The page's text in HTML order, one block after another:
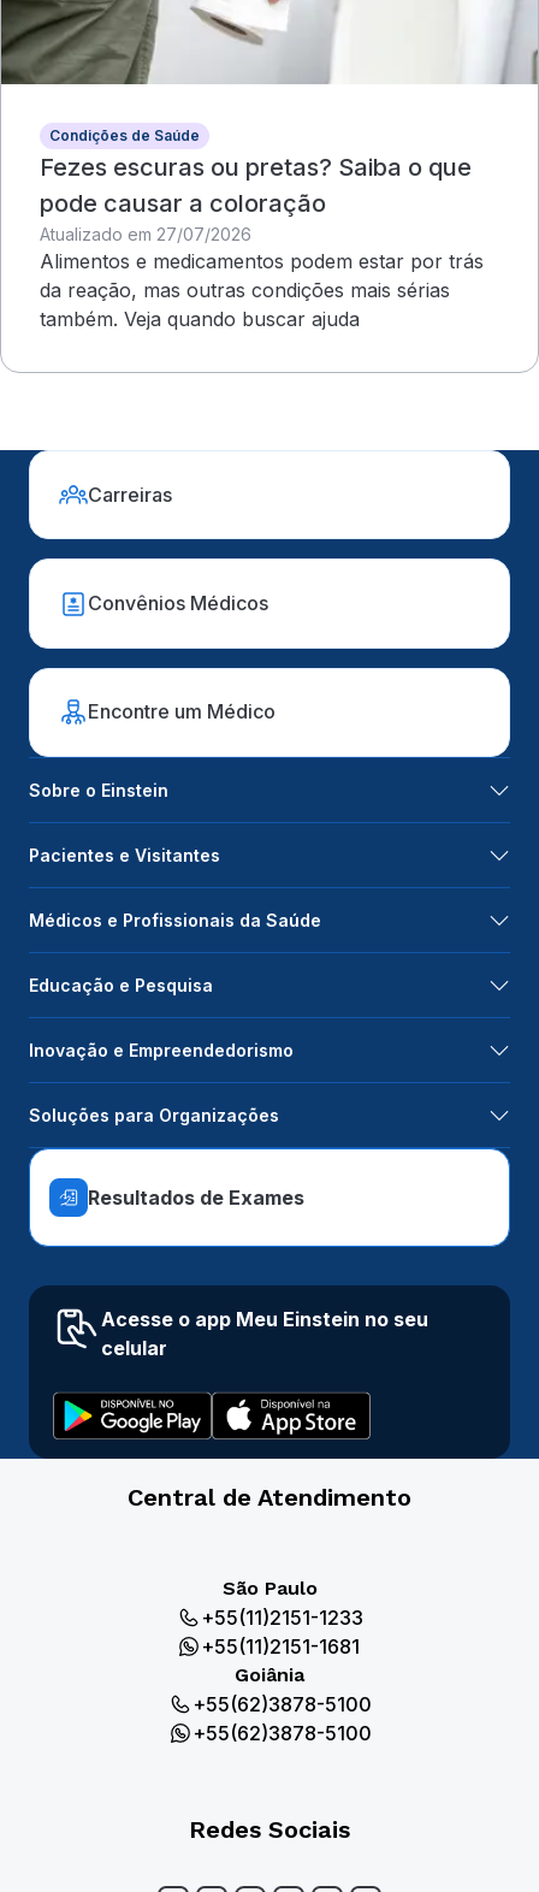
Condições de Saúde
Fezes escuras ou pretas? Saiba o que
pode causar a coloração
Atualizado em 27/07/2026
Alimentos e medicamentos podem estar por trás
da reação, mas outras condições mais sérias
também. Veja quando buscar ajuda
Carreiras
Convênios Médicos
Encontre um Médico
Sobre o Einstein
Pacientes e Visitantes
Médicos e Profissionais da Saúde
Educação e Pesquisa
Inovação e Empreendedorismo
Soluções para Organizações
Resultados de Exames
Acesse o app Meu Einstein no seu
celular
Central de Atendimento
São Paulo
+55(11)2151-1233
+55(11)2151-1681
Goiânia
+55(62)3878-5100
+55(62)3878-5100
Redes Sociais